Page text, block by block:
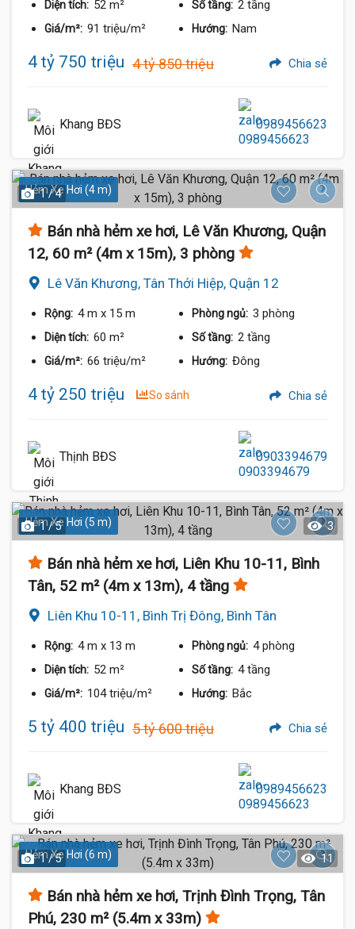
Diện tích: 52 m² Số tầng: 2 tầng
Giá/m²: 91 triệu/m² Hướng: Nam
4 tỷ 750 triệu 4 tỷ 850 triệu Chia sẻ
Khang BĐS 0989456623
Hẻm Xe Hơi (4 m)
1 / 4
Bán nhà hẻm xe hơi, Lê Văn Khương, Quận
12, 60 m² (4m x 15m), 3 phòng
Lê Văn Khương, Tân Thới Hiệp, Quận 12
Rộng: 4 m x 15 m Phòng ngủ: 3 phòng
Diện tích: 60 m² Số tầng: 2 tầng
Giá/m²: 66 triệu/m² Hướng: Đông
4 tỷ 250 triệu So sánh Chia sẻ
Thịnh BĐS 0903394679
Hẻm Xe Hơi (5 m)
1 / 5 3
Bán nhà hẻm xe hơi, Liên Khu 10-11, Bình
Tân, 52 m² (4m x 13m), 4 tầng
Liên Khu 10-11, Bình Trị Đông, Bình Tân
Rộng: 4 m x 13 m Phòng ngủ: 4 phòng
Diện tích: 52 m² Số tầng: 4 tầng
Giá/m²: 104 triệu/m² Hướng: Bắc
5 tỷ 400 triệu 5 tỷ 600 triệu Chia sẻ
Khang BĐS 0989456623
Hẻm Xe Hơi (6 m)
1 / 5 11
Bán nhà hẻm xe hơi, Trịnh Đình Trọng, Tân
Phú, 230 m² (5.4m x 33m)